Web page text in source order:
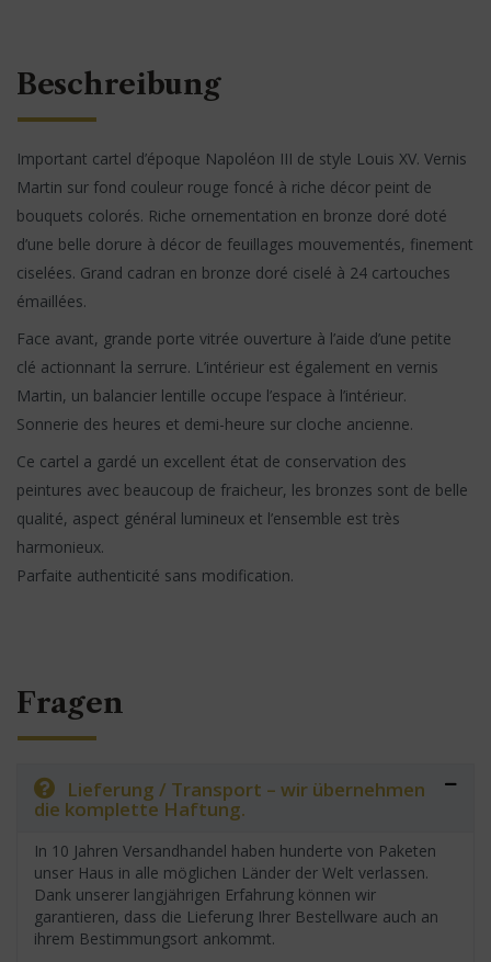
Beschreibung
Important cartel d’époque Napoléon III de style Louis XV. Vernis
Martin sur fond couleur rouge foncé à riche décor peint de
bouquets colorés. Riche ornementation en bronze doré doté
d’une belle dorure à décor de feuillages mouvementés, finement
ciselées. Grand cadran en bronze doré ciselé à 24 cartouches
émaillées.
Face avant, grande porte vitrée ouverture à l’aide d’une petite
clé actionnant la serrure. L’intérieur est également en vernis
Martin, un balancier lentille occupe l’espace à l’intérieur.
Sonnerie des heures et demi-heure sur cloche ancienne.
Ce cartel a gardé un excellent état de conservation des
peintures avec beaucoup de fraicheur, les bronzes sont de belle
qualité, aspect général lumineux et l’ensemble est très
harmonieux.
Parfaite authenticité sans modification.
Fragen
Lieferung / Transport – wir übernehmen
die komplette Haftung.
In 10 Jahren Versandhandel haben hunderte von Paketen
unser Haus in alle möglichen Länder der Welt verlassen.
Dank unserer langjährigen Erfahrung können wir
garantieren, dass die Lieferung Ihrer Bestellware auch an
ihrem Bestimmungsort ankommt.